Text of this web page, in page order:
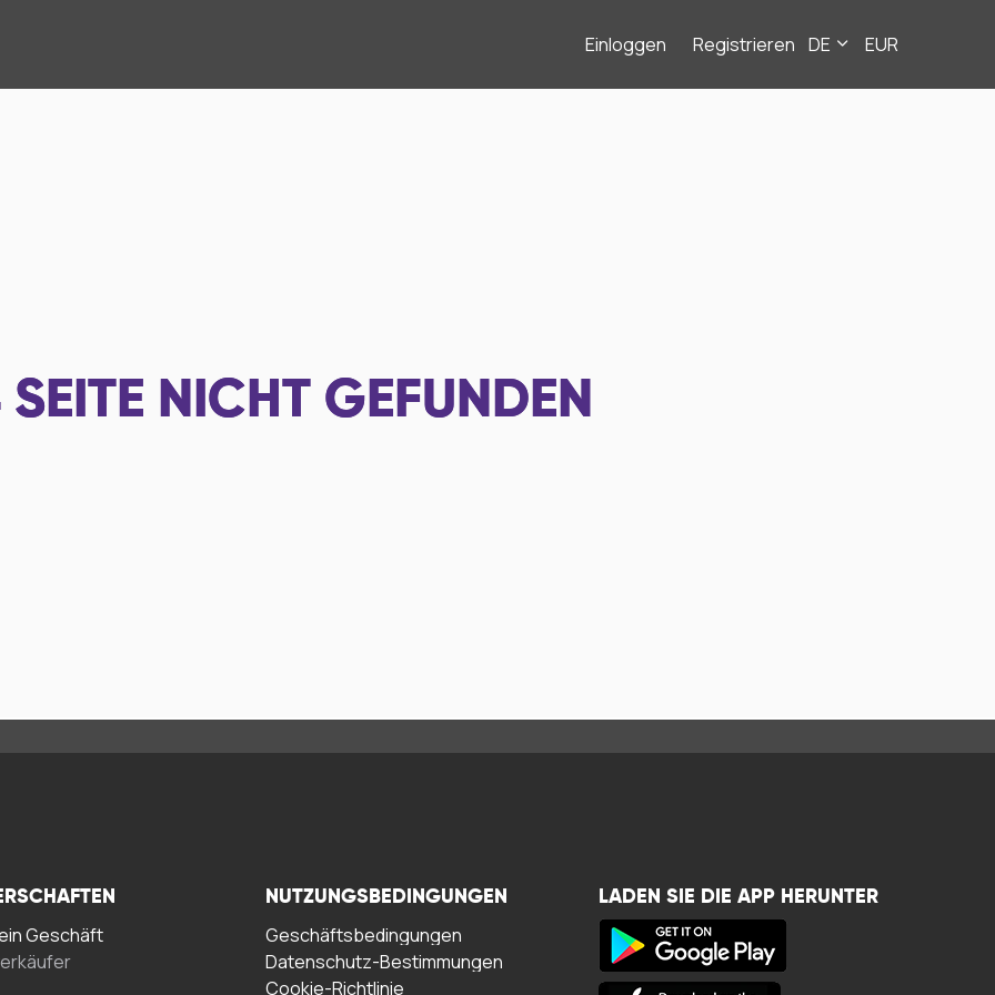
Einloggen Registrieren DE EUR
SEITE NICHT GEFUNDEN
Geschäft
NUTZUNGSBEDINGUNGEN
Geschäftsbedingungen
Datenschutz-Bestimmungen
Cookie-Richtlinie
LADEN SIE DIE APP HERUNTER